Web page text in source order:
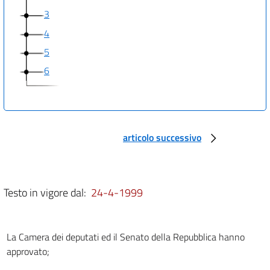
3
4
5
6
articolo successivo
Testo in vigore dal: 24-4-1999
La Camera dei deputati ed il Senato della Repubblica hanno
approvato;